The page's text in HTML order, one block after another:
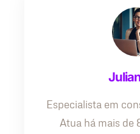
Especialista em
Atua há mais de